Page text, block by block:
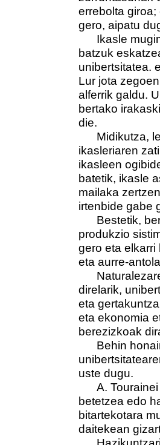
errebolta
gero, aipatu
Ikasle
batzuk
unibertsitatea.
Lur jota
alferrik galdu.
bertako
die.
Midikutza,
ikasleriaren
ikasleen
batetik, ikasle
mailaka
irtenbide gabe
Bestetik,
produkzio
gero eta
eta aurre-
direlarik,
eta
eta ekonomia
berezizkoak
Behin
uste dugu.
A. Tourainei
betetzea edo
bitartekotara
daitekean